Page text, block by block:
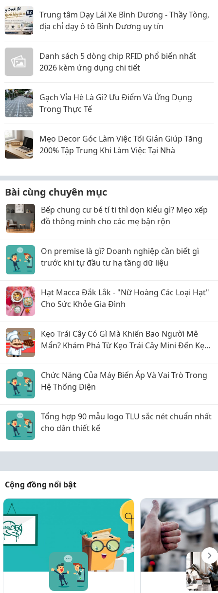
Trung tâm Dạy Lái Xe Bình Dương - Thầy Tòng,
địa chỉ dạy ô tô Bình Dương uy tín
Danh sách 5 dòng chip RFID phổ biến nhất
2026 kèm ứng dụng chi tiết
Gạch Vỉa Hè Là Gì? Ưu Điểm Và Ứng Dụng
Trong Thực Tế
Mẹo Decor Góc Làm Việc Tối Giản Giúp Tăng
200% Tập Trung Khi Làm Việc Tại Nhà
Bài cùng chuyên mục
Bếp chung cư bé tí ti thì dọn kiểu gì? Mẹo xếp
đồ thông minh cho các mẹ bận rộn
On premise là gì? Doanh nghiệp cần biết gì
trước khi tự đầu tư hạ tầng dữ liệu
Hạt Macca Đắk Lắk - "Nữ Hoàng Các Loại Hạt"
Cho Sức Khỏe Gia Đình
Kẹo Trái Cây Có Gì Mà Khiến Bao Người Mê
Mẩn? Khám Phá Từ Kẹo Trái Cây Mini Đến Kẹo
Chức Năng Của Máy Biến Áp Và Vai Trò Trong
Hệ Thống Điện
Tổng hợp 90 mẫu logo TLU sắc nét chuẩn nhất
cho dân thiết kế
Cộng đồng nổi bật